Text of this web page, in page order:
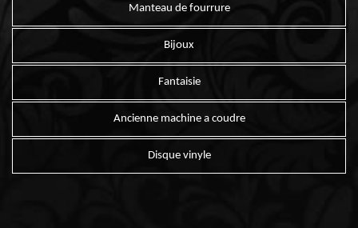
Manteau de fourrure
Bijoux
Fantaisie
Ancienne machine a coudre
Disque vinyle